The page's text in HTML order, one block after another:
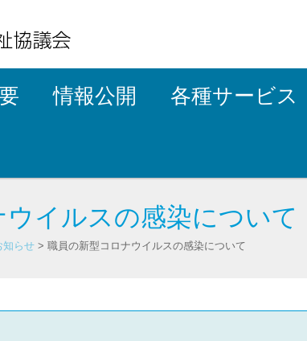
情報公開 各種サービス
イルスの感染について
知らせ > 職員の新型コロナウイルスの感染について